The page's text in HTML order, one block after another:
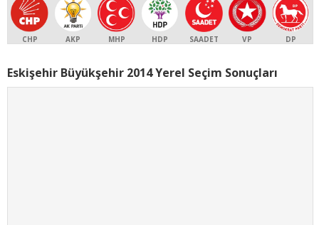
CHP AKP MHP HDP SAADET VP DP
Eskişehir Büyükşehir 2014 Yerel Seçim Sonuçları